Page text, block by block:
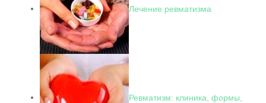
Лечение ревматизма
Ревматизм: клиника, формы,